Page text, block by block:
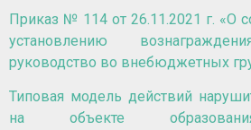
Приказ № 114 от 26.11.2021 г. «О
установлению
руководство во внебюджетных
Типовая модель действий
на объекте